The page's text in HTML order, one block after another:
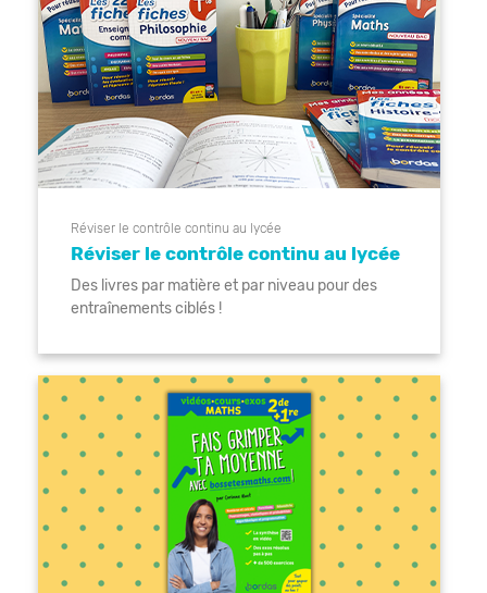
Réviser le contrôle continu au lycée
Réviser le contrôle continu au lycée
Des livres par matière et par niveau pour des
entraînements ciblés !